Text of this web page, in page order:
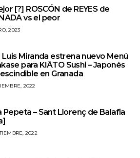
[?] ROSCÓN de REYES de
vs el peor
2023
Luis Miranda estrena nuevo Menú
para KIĀTO Sushi – Japonés
en Granada
2022
Pepeta – Sant Llorenç de Balafia
2022